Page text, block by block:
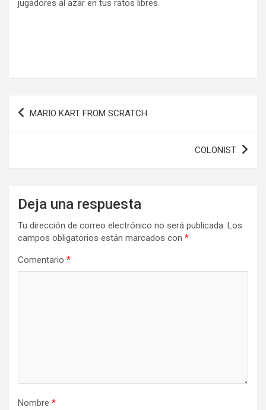
jugadores al azar en tus ratos libres.
Navegación
MARIO KART FROM SCRATCH
COLONIST
Deja una respuesta
Tu dirección de correo electrónico no será publicada. Los
campos obligatorios están marcados con *
Comentario *
Nombre *